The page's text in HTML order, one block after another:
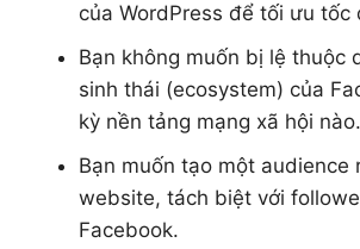
của WordPress để tối ưu tốc
Bạn không muốn bị lệ thuộc
sinh thái (ecosystem) của
kỳ nền tảng mạng xã hội nào.
Bạn muốn tạo một audience
website, tách biệt với
Facebook.